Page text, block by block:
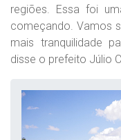
regiões. Essa foi
começando. Vamos
mais tranquilidade
disse o prefeito Júlio